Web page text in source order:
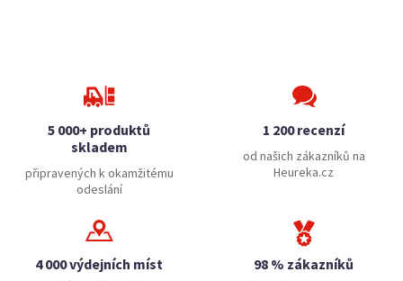
5 000+ produktů
skladem
připravených k okamžitému
odeslání
1 200 recenzí
od našich zákazníků na
Heureka.cz
4 000 výdejních míst 98 % zákazníků